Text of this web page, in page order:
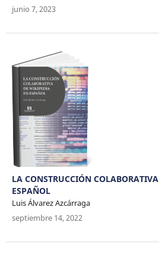
junio 7, 2023
LA CONSTRUCCIÓN
ESPAÑOL
Luis Álvarez Azcárraga
septiembre 14, 2022